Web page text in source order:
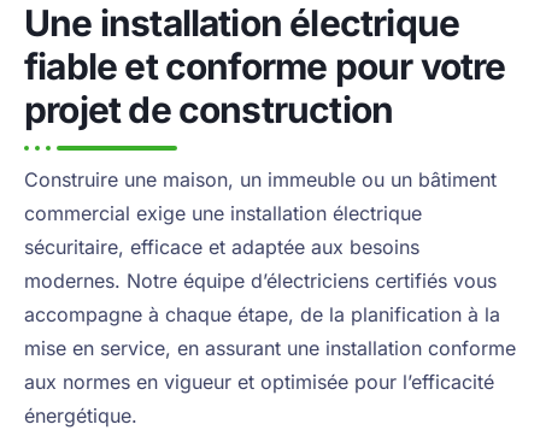
Une installation électrique
fiable et conforme pour votre
projet de construction
Construire une maison, un immeuble ou un bâtiment
commercial exige une installation électrique
sécuritaire, efficace et adaptée aux besoins
modernes. Notre équipe d’électriciens certifiés vous
accompagne à chaque étape, de la planification à la
mise en service, en assurant une installation conforme
aux normes en vigueur et optimisée pour l’efficacité
énergétique.